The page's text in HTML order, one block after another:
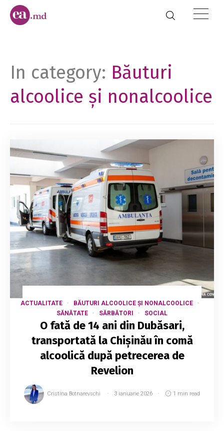
In category: Băuturi
alcoolice și nonalcoolice
ACTUALITATE
BĂUTURI ALCOOLICE ȘI NONALCOOLICE
SĂNĂTATE
SĂRBĂTORI SOCIAL
O fată de 14 ani din Dubăsari,
transportată la Chișinău în comă
alcoolică după petrecerea de
Revelion
Cristina Botnarevschi 3 ianuarie 2026 1 min read